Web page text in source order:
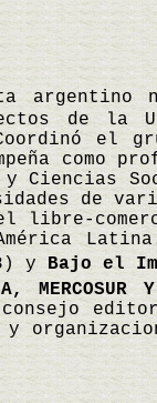
argentino
de la
el
de
libre-
y Bajo el
Y